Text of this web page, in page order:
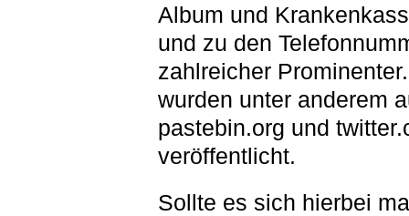
Album und
und zu den
zahlreicher
wurden unter anderem
pastebin.org und
veröffentlicht.
Sollte es sich hierbei